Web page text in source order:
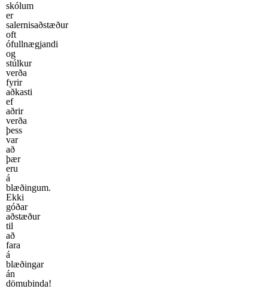
skólum
er
salernisaðstæður
oft
ófullnægjandi
og
stúlkur
verða
fyrir
aðkasti
ef
aðrir
verða
þess
var
að
þær
eru
á
blæðingum.
Ekki
góðar
aðstæður
til
að
fara
á
blæðingar
án
dömubinda!